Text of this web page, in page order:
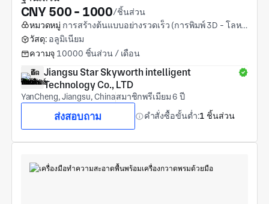
CNY 500 - 1000/ชิ้นส่วน
หมวดหมู่ การสร้างต้นแบบอย่างรวดเร็ว (การพิมพ์ 3D - โลหะ)
วัสดุ: อลูมิเนียม
ความจุ 10000 ชิ้นส่วน / เดือน
Jiangsu Star Skyworth intelligent
Technology Co., LTD
YanCheng, Jiangsu, Chinaสมาชิกพรีเมียม 6 ปี
ส่งสอบถาม คำสั่งซื้อขั้นต่ำ:1 ชิ้นส่วน